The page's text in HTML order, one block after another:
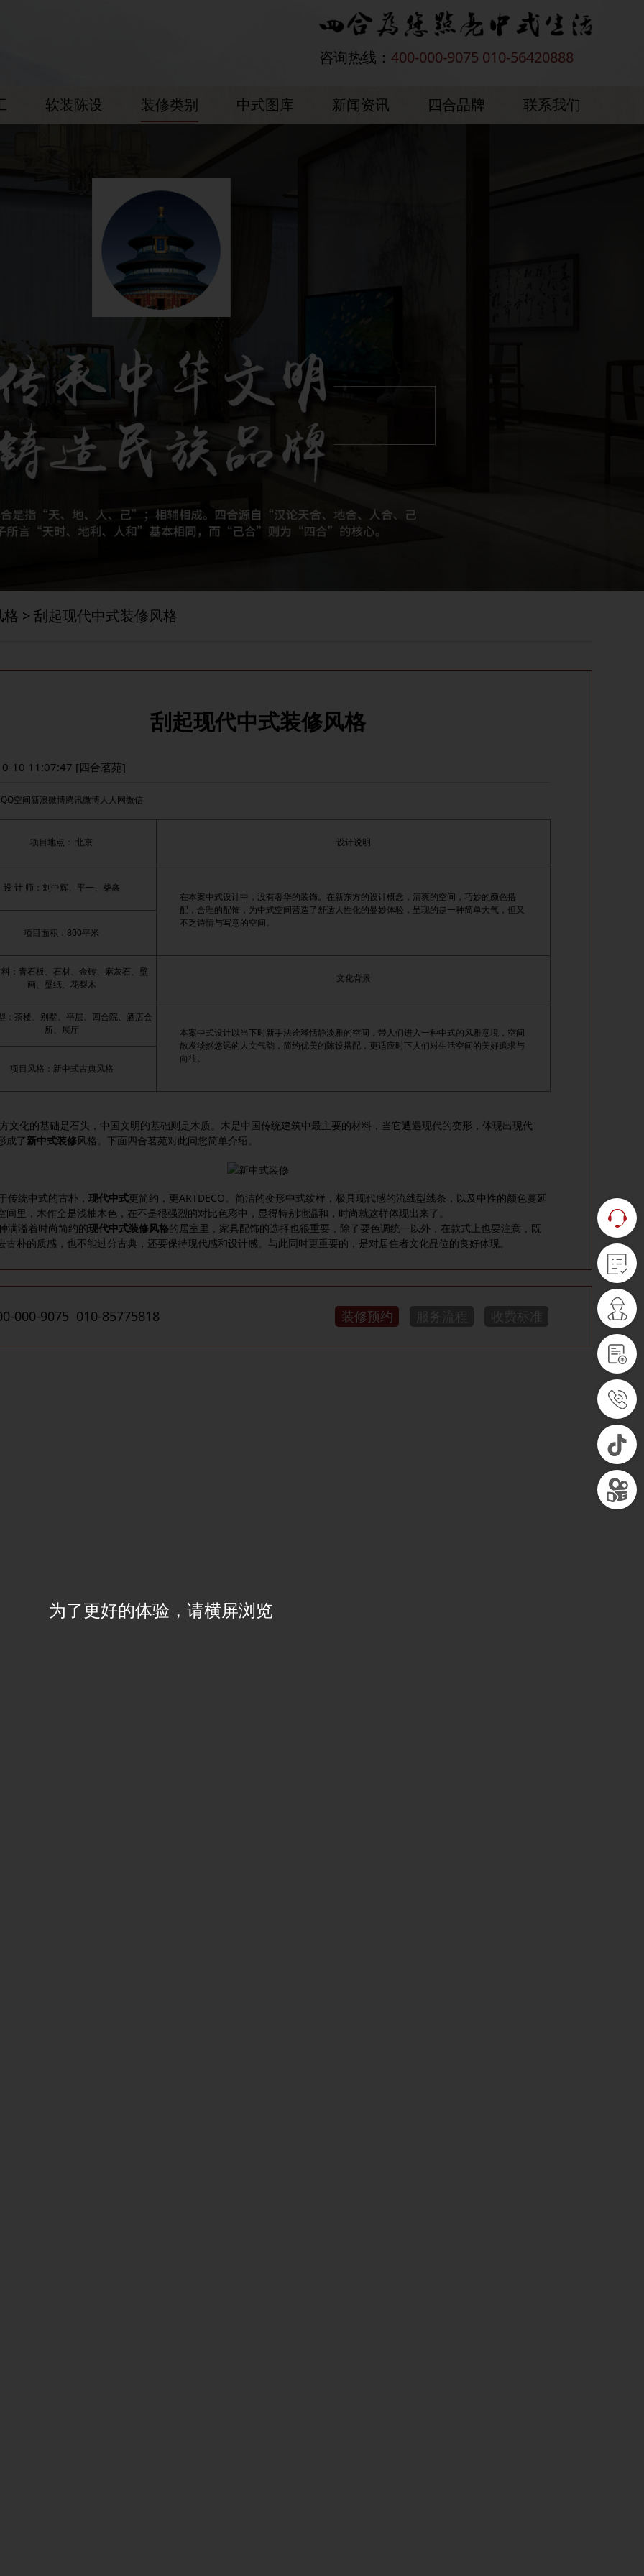
咨询热线： 400-000-9075 010-56420888
软装陈设 装修类别 中式图库 新闻资讯 四合品牌 联系我们
格 > 刮起现代中式装修风格
刮起现代中式装修风格
10 11:07:47 [四合茗苑]
QQ空间新浪微博腾讯微博人人网微信
项目地点： 北京 设计说明
设 计 师：刘中辉、平一、柴鑫
项目面积：800平米
在本案中式设计中，没有奢华的装饰。在新东方的设计概念，清爽的空间，巧妙的颜色搭
配，合理的配饰，为中式空间营造了舒适人性化的曼妙体验，呈现的是一种简单大气，但又
不乏诗情与写意的空间。
：青石板、石材、金砖、麻灰石、壁
画、壁纸、花梨木
文化背景
：茶楼、别墅、平层、四合院、酒店会
所、展厅
项目风格：新中式古典风格
本案中式设计以当下时新手法诠释恬静淡雅的空间，带人们进入一种中式的风雅意境，空间
散发淡然悠远的人文气韵，简约优美的陈设搭配，更适应时下人们对生活空间的美好追求与
向往。
的基础是石头，中国文明的基础则是木质。木是中国传统建筑中最主要的材料，当它遭遇现代的变形，体现出现代
成了新中式装修风格。下面四合茗苑对此问您简单介绍。
统中式的古朴， 现代中式更简约，更ARTDECO。简洁的变形中式纹样，极具现代感的流线型线条，以及中性的颜色蔓延
间里，木作全是浅柚木色，在不是很强烈的对比色彩中，显得特别地温和，时尚就这样体现出来了。
溢着时尚简约的现代中式装修风格的居室里，家具配饰的选择也很重要，除了要色调统一以外，在款式上也要注意，既
古朴的质感，也不能过分古典，还要保持现代感和设计感。与此同时更重要的，是对居住者文化品位的良好体现。
000-9075 010-85775818 装修预约 服务流程 收费标准
为了更好的体验，请横屏浏览